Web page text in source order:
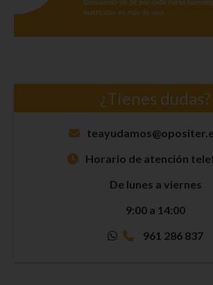
¿Tienes dudas?
Horario de atención
De lunes a viernes
9:00 a 14:00
961 286 837